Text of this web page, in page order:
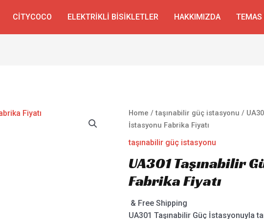
CITYCOCO ELEKTRIKLI BISIKLETLER HAKKIMIZDA TEMAS
Home /taşınabilir güç istasyonu /
İstasyonu Fabrika Fiyatı
taşınabilir güç istasyonu
UA301 Taşınabilir
Fabrika Fiyatı
& Free Shipping
UA301 Taşınabilir Güç İstasyonuyla